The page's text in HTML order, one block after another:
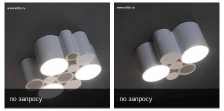
по запросу по запросу